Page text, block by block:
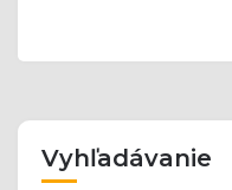
Vyhľadávanie